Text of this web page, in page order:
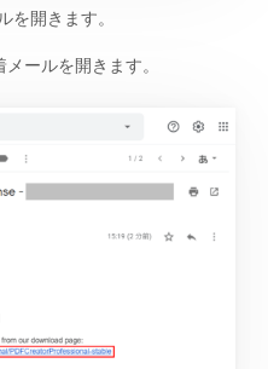
を開きます。
ールを開きます。